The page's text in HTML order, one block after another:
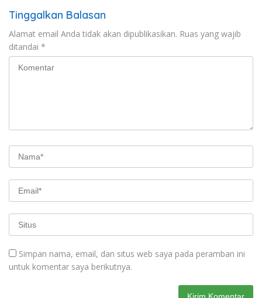
Tinggalkan Balasan
Alamat email Anda tidak akan dipublikasikan. Ruas yang wajib
ditandai *
Simpan nama, email, dan situs web saya pada peramban ini
untuk komentar saya berikutnya.